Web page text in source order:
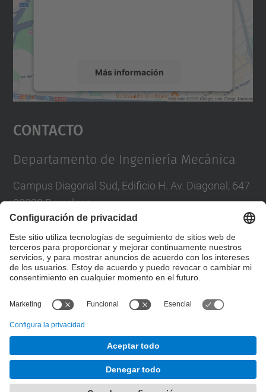
Más información
Aceptar
powered by
Contacto
Departamento de Ingeniería Mecánica
Campus Diagonal Sud, Edificio H. Av. Diagonal, 647
08028 Barcelona
Directorio UPC
Formulario de contacto
Desarrollado con